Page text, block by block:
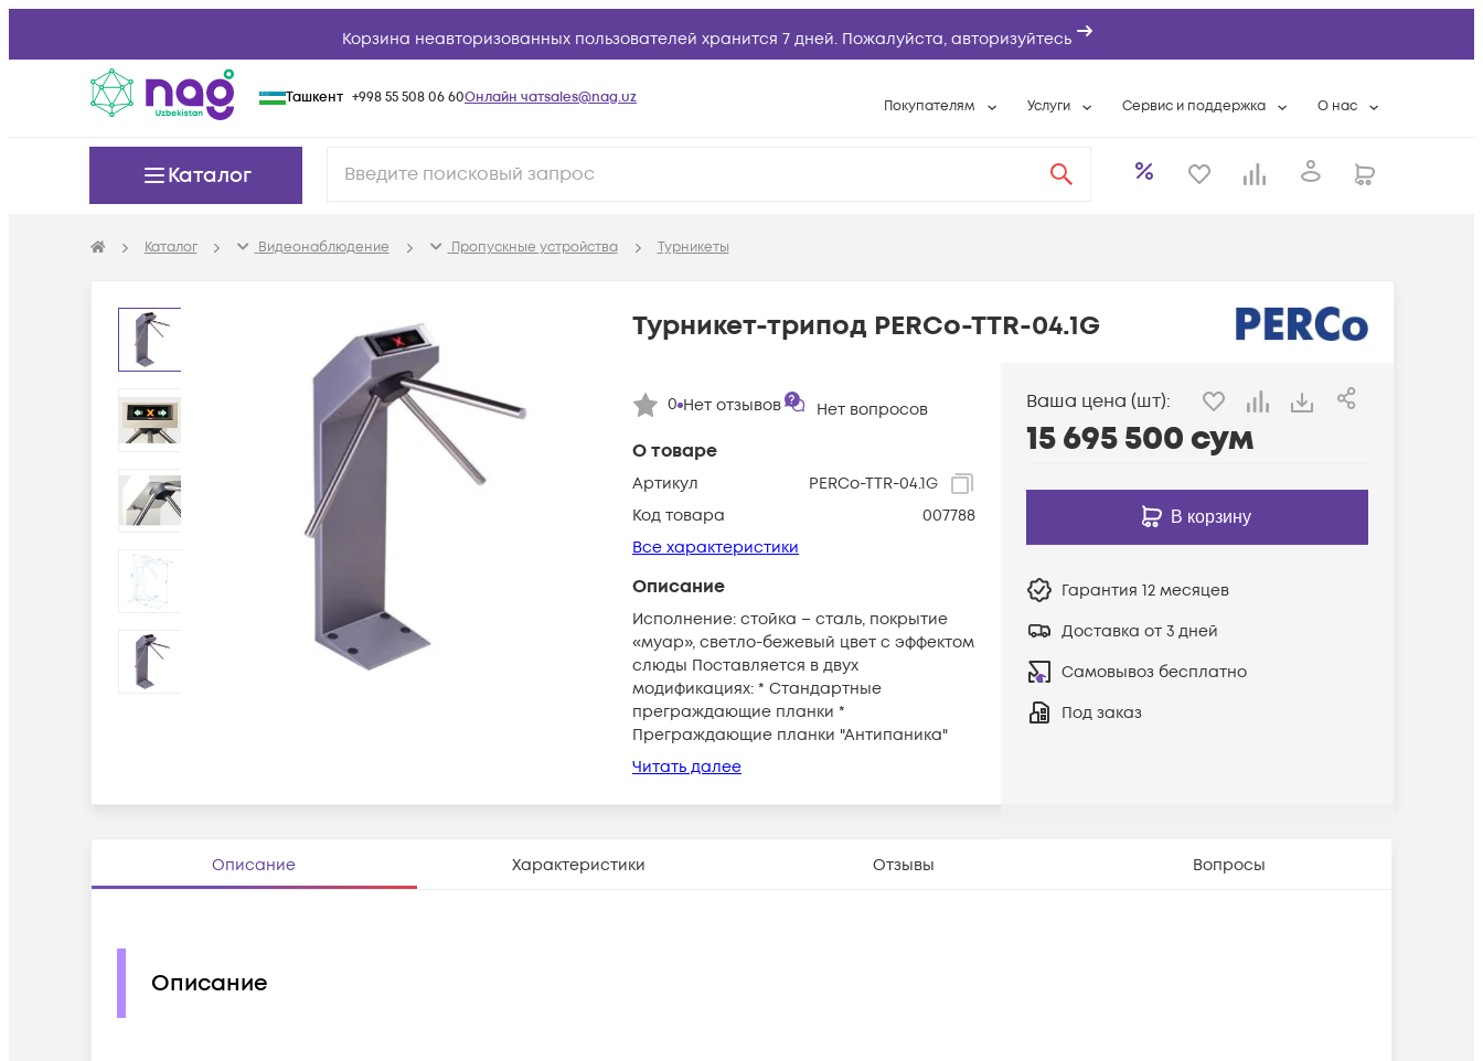
Корзина неавторизованных пользователей хранится 7 дней. Пожалуйста, авторизуйтесь
Ташкент +998 55 508 06 60Онлайн чатsales@nag.uz Покупателям
База знаний
Услуги
Расширенная гарантия
Сервис и поддержка
Разовые выездные работы
Условия оказания услуг
О нас
Контактная
Каталог
Каталог Видеонаблюдение Пропускные устройства Турникеты
О товаре
Артикул
PERCo-TTR-04.1G
Код товара
007788
Все характеристики
Описание
Исполнение: стойка – сталь, покрытие
«муар», светло-бежевый цвет с эффектом
слюды Поставляется в двух
модификациях: * Стандартные
преграждающие планки *
Преграждающие планки "Антипаника"
Читать далее
Турникет-трипод PERCo-TTR-04.1G
0 Нет отзывов Нет вопросов Ваша цена (шт):
15 695 500сум
В корзину
Гарантия 12 месяцев
Доставка от 3 дней
Самовывоз бесплатно
Под заказ
Описание Характеристики Отзывы Вопросы
Описание